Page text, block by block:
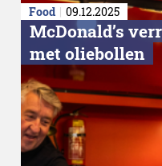
Food 09.12.2025
McDonald’s
met oliebollen